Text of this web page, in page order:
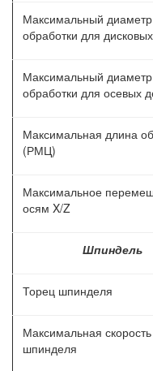
Максимальный диаметр
обработки для
Максимальный диаметр
обработки для осевых
Максимальная длина
(РМЦ)
Максимальное
осям X/Z
Шпиндель
Торец шпинделя
Максимальная скорость
шпинделя